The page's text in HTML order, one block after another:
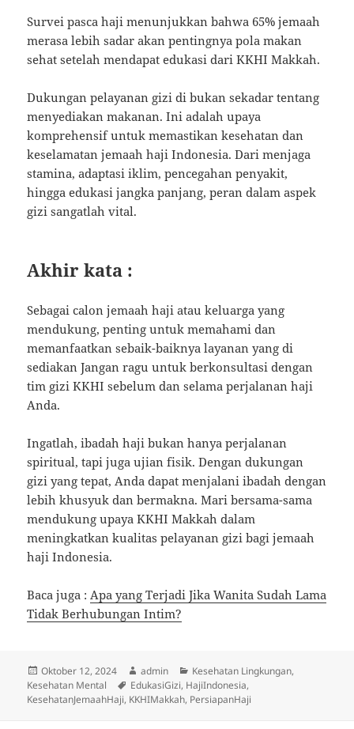
Survei pasca haji menunjukkan bahwa 65% jemaah
merasa lebih sadar akan pentingnya pola makan
sehat setelah mendapat edukasi dari KKHI Makkah.
Dukungan pelayanan gizi di bukan sekadar tentang
menyediakan makanan. Ini adalah upaya
komprehensif untuk memastikan kesehatan dan
keselamatan jemaah haji Indonesia. Dari menjaga
stamina, adaptasi iklim, pencegahan penyakit,
hingga edukasi jangka panjang, peran dalam aspek
gizi sangatlah vital.
Akhir kata :
Sebagai calon jemaah haji atau keluarga yang
mendukung, penting untuk memahami dan
memanfaatkan sebaik-baiknya layanan yang di
sediakan Jangan ragu untuk berkonsultasi dengan
tim gizi KKHI sebelum dan selama perjalanan haji
Anda.
Ingatlah, ibadah haji bukan hanya perjalanan
spiritual, tapi juga ujian fisik. Dengan dukungan
gizi yang tepat, Anda dapat menjalani ibadah dengan
lebih khusyuk dan bermakna. Mari bersama-sama
mendukung upaya KKHI Makkah dalam
meningkatkan kualitas pelayanan gizi bagi jemaah
haji Indonesia.
Baca juga :Apa yang Terjadi Jika Wanita Sudah Lama
Tidak Berhubungan Intim?
Diposkan
pada
Oktober 12, 2024 Penulis
admin Kategori
Kesehatan Lingkungan,
Kesehatan Mental
Tag
EdukasiGizi, HajiIndonesia,
KesehatanJemaahHaji, KKHIMakkah, PersiapanHaji